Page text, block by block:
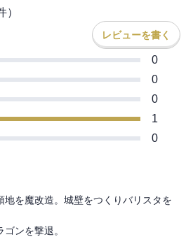
）
レビューを書く
0
0
0
1
0
を魔改造。城壁をつくりバリスタを
ンを撃退。